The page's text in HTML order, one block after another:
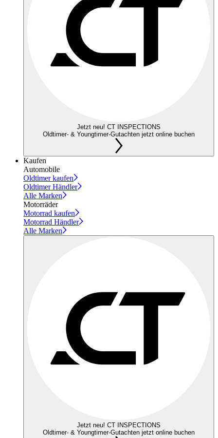
Jetzt neu! CT INSPECTIONS
Oldtimer- & Youngtimer-Gutachten jetzt online buchen
Kaufen
Automobile
Oldtimer kaufen
Oldtimer Händler
Alle Marken
Motorräder
Motorrad kaufen
Motorrad Händler
Alle Marken
Jetzt neu! CT INSPECTIONS
Oldtimer- & Youngtimer-Gutachten jetzt online buchen